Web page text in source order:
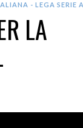
- LEGA SERIE A
LA